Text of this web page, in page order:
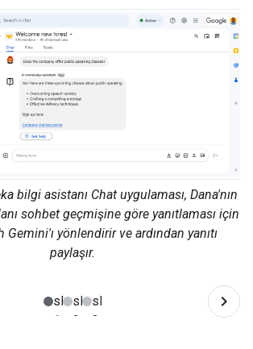
bilgi asistanı Chat uygulaması, Dana'nın
sohbet geçmişine göre yanıtlaması için
Gemini'ı yönlendirir ve ardından yanıtı
paylaşır.